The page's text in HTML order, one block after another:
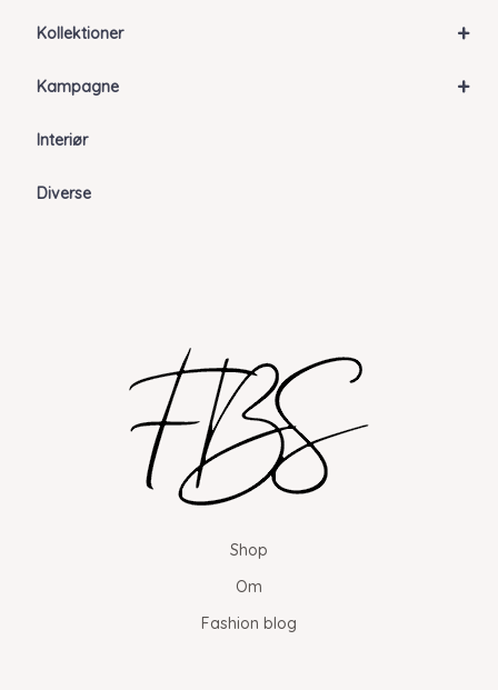
+
Kollektioner
+
Kampagne
Interiør
Diverse
Shop
Om
Fashion blog